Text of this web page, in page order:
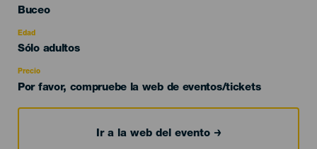
Categoría
evento
Buceo
Edad
Edad
Sólo adultos
Precio
Por favor, compruebe la web de eventos/tickets
Ir a la web del evento